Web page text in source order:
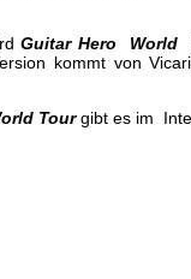
Guitar Hero World
kommt von
Tourgibt es im